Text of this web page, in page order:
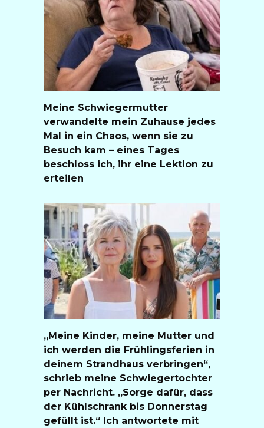
Meine Schwiegermutter
verwandelte mein Zuhause jedes
Mal in ein Chaos, wenn sie zu
Besuch kam – eines Tages
beschloss ich, ihr eine Lektion zu
erteilen
„Meine Kinder, meine Mutter und
ich werden die Frühlingsferien in
deinem Strandhaus verbringen“,
schrieb meine Schwiegertochter
per Nachricht. „Sorge dafür, dass
der Kühlschrank bis Donnerstag
gefüllt ist.“ Ich antwortete mit